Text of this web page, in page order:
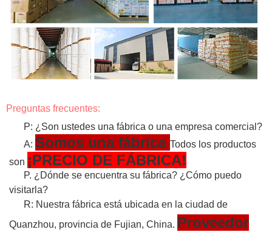
Preguntas frecuentes:
P: ¿Son ustedes una fábrica o una empresa comercial?
A: Somos una fábrica Todos los productos
son ¡PRECIO DE FÁBRICA!
P. ¿Dónde se encuentra su fábrica? ¿Cómo puedo
visitarla?
R: Nuestra fábrica está ubicada en la ciudad de
Quanzhou, provincia de Fujian, China. Proveedor